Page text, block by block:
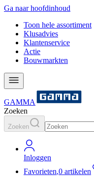
Ga naar hoofdinhoud
Toon hele assortiment
Klusadvies
Klantenservice
Actie
Bouwmarkten
GAMMA
Zoeken
Zoeken
Inloggen
Favorieten,0 artikelen